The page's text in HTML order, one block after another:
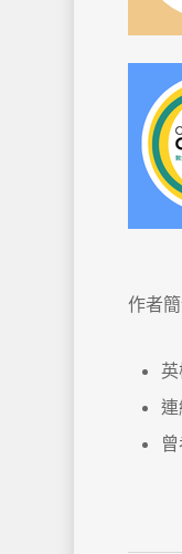
作者簡
英
連